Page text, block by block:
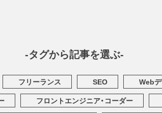
-タグから記事を選ぶ-
フリーランス SEO Web
フロントエンジニア・コーダー